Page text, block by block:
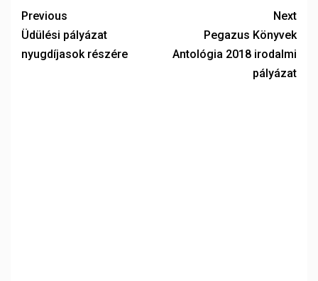
Previous
Üdülési pályázat
nyugdíjasok részére
Next
Pegazus Könyvek
Antológia 2018 irodalmi
pályázat